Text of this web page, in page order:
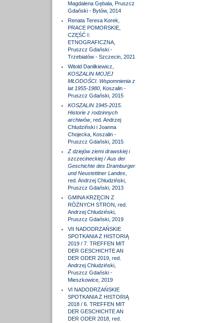
Magdalena Gębala, Pruszcz
Gdański - Bytów, 2014
Renata Teresa Korek,
PRACE POMORSKIE,
CZĘŚĆ I:
ETNOGRAFICZNA,
Pruszcz Gdański -
Trzebiatów - Szczecin, 2021
Witold Danilkiewicz,
KOSZALIN MOJEJ
MŁODOŚCI. Wspomnienia z
lat 1955-1980, Koszalin -
Pruszcz Gdański, 2015
KOSZALIN 1945-2015.
Historie z rodzinnych
archiwów, red. Andrzej
Chludziński i Joanna
Chojecka, Koszalin -
Pruszcz Gdański, 2015
Z dziejów ziemi drawskiej i
szczecineckiej / Aus der
Geschichte des Dramburger
und Neustettiner Landes,
red. Andrzej Chludziński,
Pruszcz Gdański, 2013
GMINA KRZĘCIN Z
RÓŻNYCH STRON, red.
Andrzej Chludziński,
Pruszcz Gdański, 2019
VII NADODRZAŃSKIE
SPOTKANIA Z HISTORIĄ
2019 / 7. TREFFEN MIT
DER GESCHICHTE AN
DER ODER 2019, red.
Andrzej Chludziński,
Pruszcz Gdański -
Mieszkowice, 2019
VI NADODRZAŃSKIE
SPOTKANIA Z HISTORIĄ
2018 / 6. TREFFEN MIT
DER GESCHICHTE AN
DER ODER 2018, red.